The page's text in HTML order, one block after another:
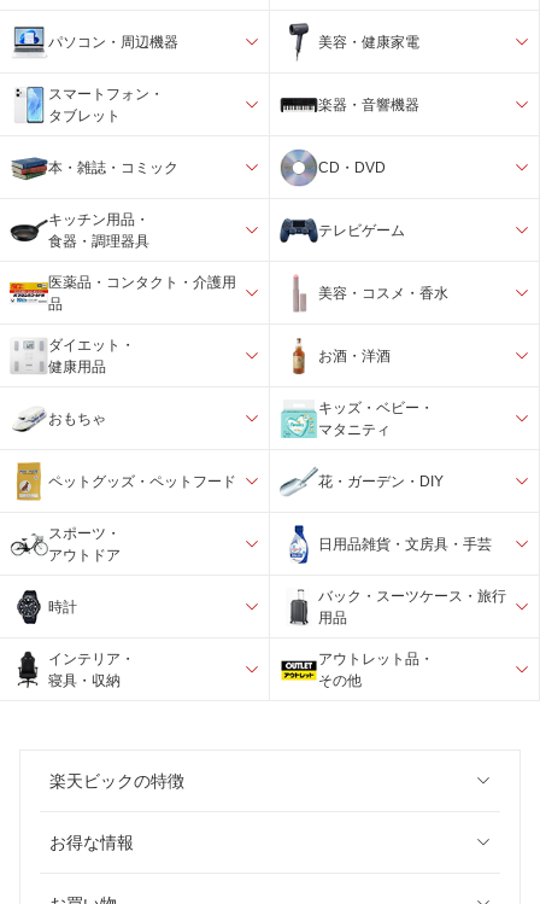
パソコン・周辺機器 美容・健康家電
スマートフォン・
タブレット
楽器・音響機器
本・雑誌・コミック CD・DVD
キッチン用品・
食器・調理器具
テレビゲーム
医薬品・コンタクト・介護用
品
美容・コスメ・香水
ダイエット・
健康用品
お酒・洋酒
おもちゃ
キッズ・ベビー・
マタニティ
ペットグッズ・ペットフード 花・ガーデン・DIY
スポーツ・
アウトドア
日用品雑貨・文房具・手芸
時計
バック・スーツケース・旅行
用品
インテリア・
寝具・収納
アウトレット品・
その他
楽天ビックの特徴
お得な情報